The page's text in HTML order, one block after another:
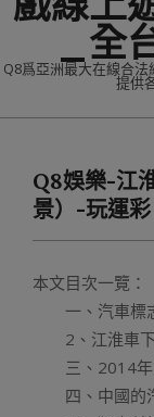
_全
Q8爲亞洲最大在線合
提供
MenuQ8娛樂-江
景）-玩運彩
本文目次一覽：
一、汽車標
2、江淮車下
三、2014年
四、中國的